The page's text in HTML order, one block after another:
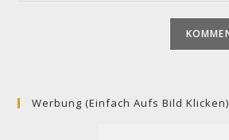
Werbung (einfach Aufs Bild Klicken)